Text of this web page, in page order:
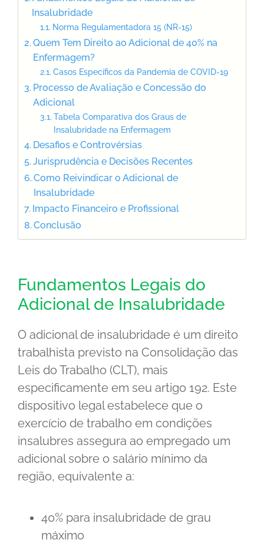
Insalubridade
Norma Regulamentadora 15 (NR-15)
Quem Tem Direito ao Adicional de 40% na
Enfermagem?
Casos Específicos da Pandemia de COVID-19
Processo de Avaliação e Concessão do
Adicional
Tabela Comparativa dos Graus de
Insalubridade na Enfermagem
Desafios e Controvérsias
Jurisprudência e Decisões Recentes
Como Reivindicar o Adicional de
Insalubridade
Impacto Financeiro e Profissional
Conclusão
Fundamentos Legais do
Adicional de Insalubridade
O adicional de insalubridade é um direito
trabalhista previsto na Consolidação das
Leis do Trabalho (CLT), mais
especificamente em seu artigo 192. Este
dispositivo legal estabelece que o
exercício de trabalho em condições
insalubres assegura ao empregado um
adicional sobre o salário mínimo da
região, equivalente a:
40% para insalubridade de grau
máximo